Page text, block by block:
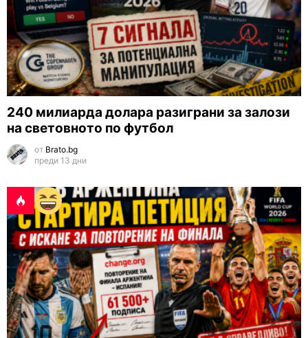
240 милиарда долара разиграни за залози
на световното по футбол
от Brato.bg
преди 13 дни